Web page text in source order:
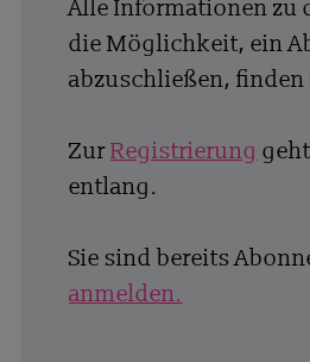
Alle Informationen zu
die Möglichkeit, ein
abzuschließen, finden
ZurRegistrierung
entlang.
Sie sind bereits
anmelden.